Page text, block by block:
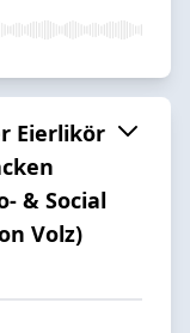
Eierlikör
& Social
Volz)